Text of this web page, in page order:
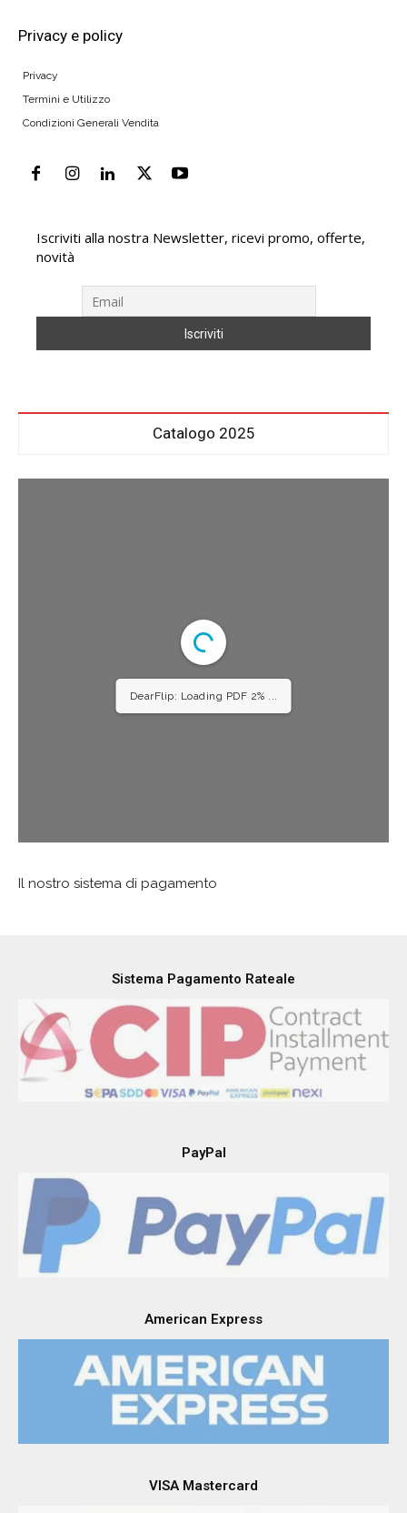
Privacy e policy
Privacy
Termini e Utilizzo
Condizioni Generali Vendita
Iscriviti alla nostra Newsletter, ricevi promo, offerte,
novità
Catalogo 2025
DearFlip: Loading PDF 2% ...
Il nostro sistema di pagamento
Sistema Pagamento Rateale
PayPal
American Express
VISA Mastercard